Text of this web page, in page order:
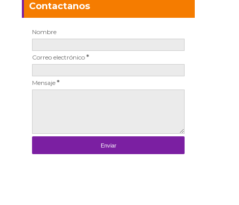
Contactanos
Nombre
Correo electrónico *
Mensaje *